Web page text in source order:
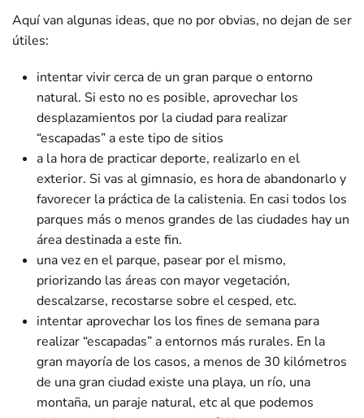
Aquí van algunas ideas, que no por obvias, no dejan de ser
útiles:
intentar vivir cerca de un gran parque o entorno
natural. Si esto no es posible, aprovechar los
desplazamientos por la ciudad para realizar
“escapadas” a este tipo de sitios
a la hora de practicar deporte, realizarlo en el
exterior. Si vas al gimnasio, es hora de abandonarlo y
favorecer la práctica de la calistenia. En casi todos los
parques más o menos grandes de las ciudades hay un
área destinada a este fin.
una vez en el parque, pasear por el mismo,
priorizando las áreas con mayor vegetación,
descalzarse, recostarse sobre el cesped, etc.
intentar aprovechar los los fines de semana para
realizar “escapadas” a entornos más rurales. En la
gran mayoría de los casos, a menos de 30 kilómetros
de una gran ciudad existe una playa, un río, una
montaña, un paraje natural, etc al que podemos